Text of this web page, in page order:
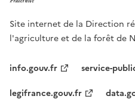
Site internet de la Direction
l'agriculture et de la forêt de
info.gouv.fr
service-
legifrance.gouv.fr